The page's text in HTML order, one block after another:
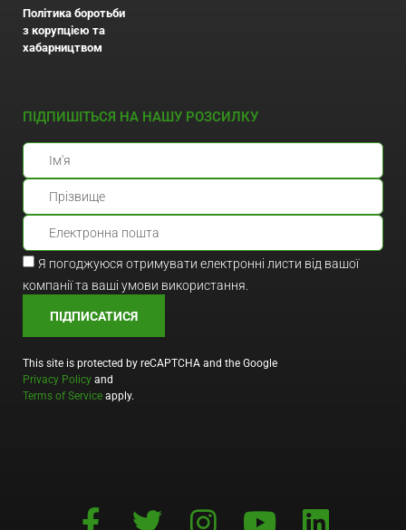
Політика боротьби
з корупцією та
хабарництвом
ПІДПИШІТЬСЯ НА НАШУ РОЗСИЛКУ
Я погоджуюся отримувати електронні листи від вашої
компанії та ваші умови використання.
ПІДПИСАТИСЯ
This site is protected by reCAPTCHA and the Google
Privacy Policy and
Terms of Service apply.